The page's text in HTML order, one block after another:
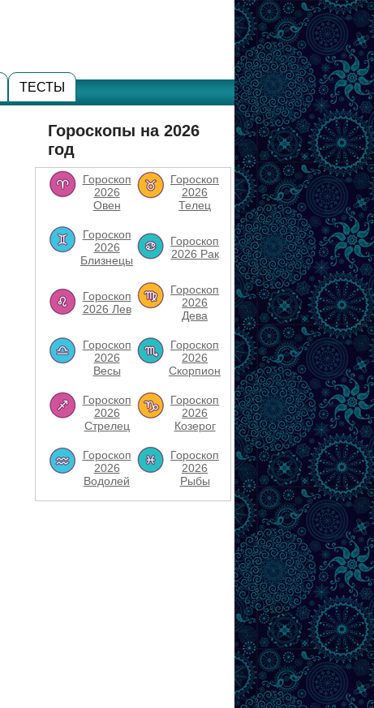
ТЕСТЫ
Гороскопы на 2026
год
Гороскоп
2026
Овен
Гороскоп
2026
Телец
Гороскоп
2026
Близнецы
Гороскоп
2026 Рак
Гороскоп
2026 Лев
Гороскоп
2026
Дева
Гороскоп
2026
Весы
Гороскоп
2026
Скорпион
Гороскоп
2026
Стрелец
Гороскоп
2026
Козерог
Гороскоп
2026
Водолей
Гороскоп
2026
Рыбы